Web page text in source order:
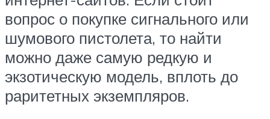
вопрос о покупке сигнального или
шумового пистолета, то найти
можно даже самую редкую и
экзотическую модель, вплоть до
раритетных экземпляров.